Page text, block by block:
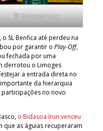
© Bidasoa Irun
SL Benfica até perdeu na
por garantir o Play-Off,
fechada por uma
derrotou o Limoges
a entrada direta no
da hierarquia
no novo
o Bidasoa Irun venceu
que as águias recuperaram